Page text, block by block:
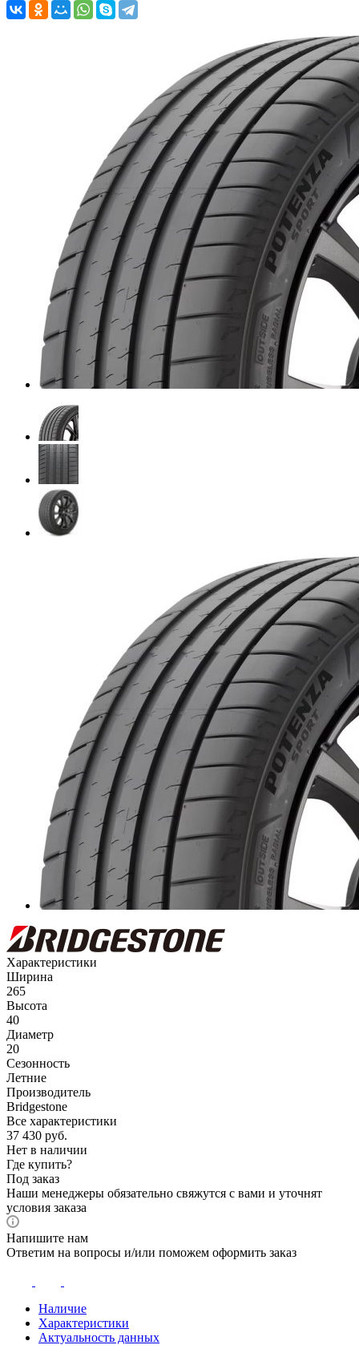
Характеристики
Ширина
265
Высота
40
Диаметр
20
Сезонность
Летние
Производитель
Bridgestone
Все характеристики
37 430 руб.
Нет в наличии
Где купить?
Под заказ
Наши менеджеры обязательно свяжутся с вами и уточнят
условия заказа
Напишите нам
Ответим на вопросы и/или поможем оформить заказ
Наличие
Характеристики
Актуальность данных